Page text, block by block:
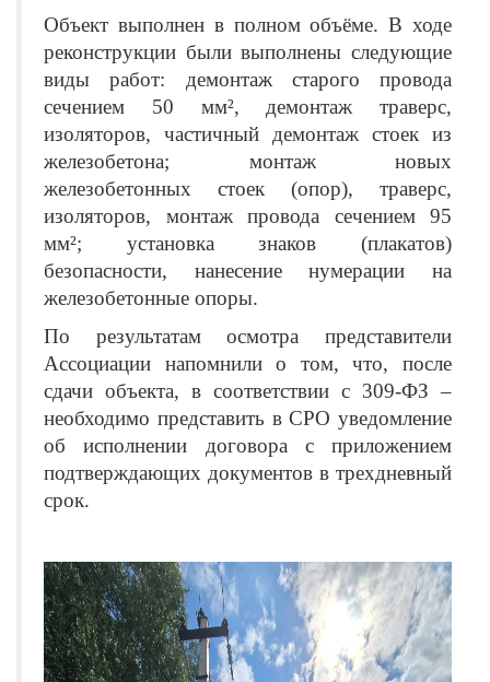
Объект выполнен в полном объёме. В ходе
реконструкции были выполнены следующие
виды работ: демонтаж старого провода
сечением 50 мм², демонтаж траверс,
изоляторов, частичный демонтаж стоек из
железобетона; монтаж новых
железобетонных стоек (опор), траверс,
изоляторов, монтаж провода сечением 95
мм²; установка знаков (плакатов)
безопасности, нанесение нумерации на
железобетонные опоры.
По результатам осмотра представители
Ассоциации напомнили о том, что, после
сдачи объекта, в соответствии с 309-ФЗ ‒
необходимо представить в СРО уведомление
об исполнении договора с приложением
подтверждающих документов в трехдневный
срок.